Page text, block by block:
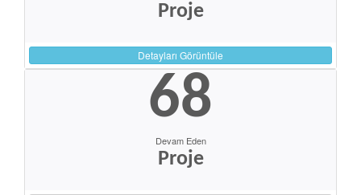
Proje
Detayları Görüntüle
68
Devam Eden
Proje